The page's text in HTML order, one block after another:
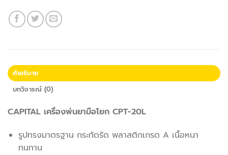
คำอธิบาย
บทวิจารณ์ (0)
CAPITAL เครื่องพ่นยามือโยก CPT-20L
รูปทรงมาตรฐาน กระทัดรัด พลาสติกเกรด A เนื้อหนา
ทนทาน